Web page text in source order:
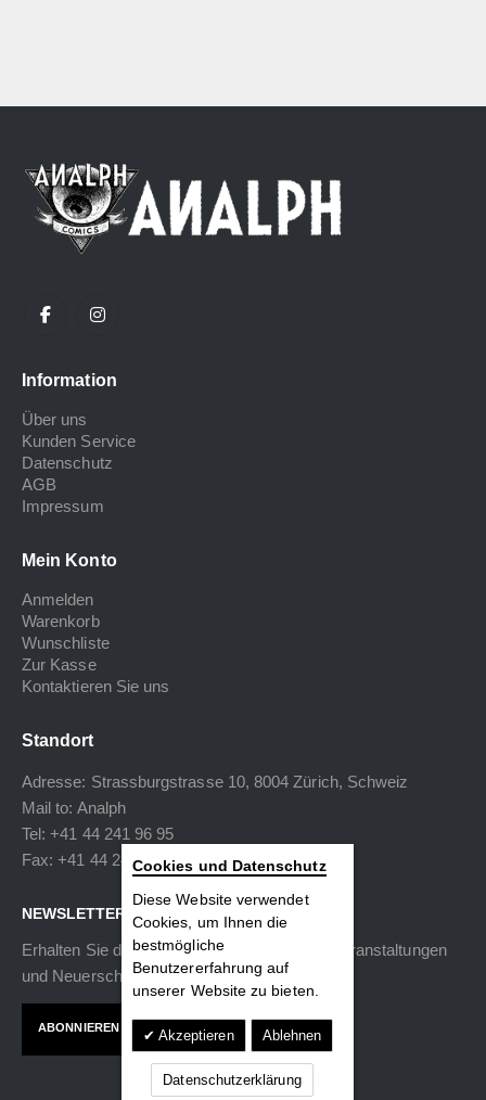
Information
Über uns
Kunden Service
Datenschutz
AGB
Impressum
Mein Konto
Anmelden
Warenkorb
Wunschliste
Zur Kasse
Kontaktieren Sie uns
Standort
Adresse: Strassburgstrasse 10, 8004 Zürich, Schweiz
Mail to: Analph
Tel: +41 44 241 96 95
Fax: +41 44 240 34 40
NEWSLETTER
Erhalten Sie die neuesten Informationen zu Veranstaltungen
und Neuerscheinungen.
ABONNIEREN
Cookies und Datenschutz
Diese Website verwendet
Cookies, um Ihnen die
bestmögliche
Benutzererfahrung auf
unserer Website zu bieten.
Akzeptieren Ablehnen
Datenschutzerklärung